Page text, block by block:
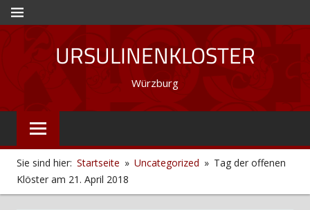
Zum
Inhalt
MENÜ
URSULINENKLOSTER
Würzburg
Sie sind hier: Startseite Uncategorized
Tag der offenen
Klöster am 21. April 2018